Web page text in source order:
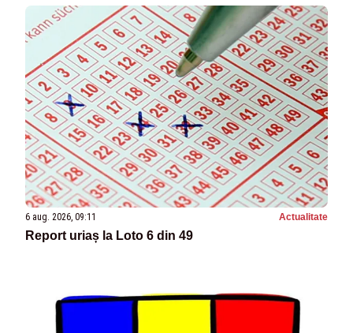
6 aug. 2026, 09:11 Actualitate
Report uriaș la Loto 6 din 49